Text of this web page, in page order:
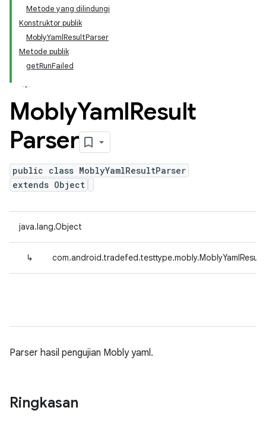
Metode yang dilindungi
Konstruktor publik
MoblyYamlResultParser
Metode publik
getRunFailed
MoblyYamlResult
Parser
public class MoblyYamlResultParser
extends Object
java.lang.Object
↳
Parser hasil pengujian Mobly yaml.
Ringkasan